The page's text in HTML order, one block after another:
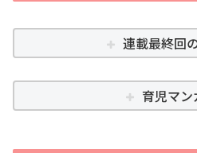
連載最終回
育児マ